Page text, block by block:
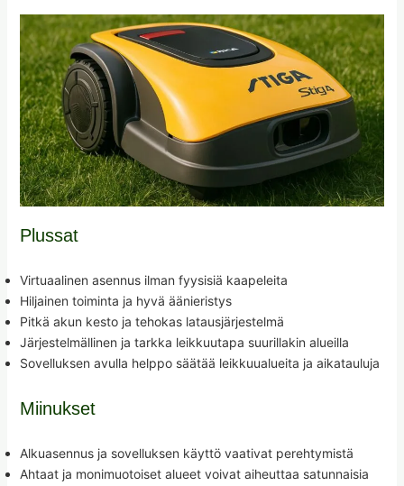
Plussat
Virtuaalinen asennus ilman fyysisiä kaapeleita
Hiljainen toiminta ja hyvä äänieristys
Pitkä akun kesto ja tehokas latausjärjestelmä
Järjestelmällinen ja tarkka leikkuutapa suurillakin alueilla
Sovelluksen avulla helppo säätää leikkuualueita ja aikatauluja
Miinukset
Alkuasennus ja sovelluksen käyttö vaativat perehtymistä
Ahtaat ja monimuotoiset alueet voivat aiheuttaa satunnaisia